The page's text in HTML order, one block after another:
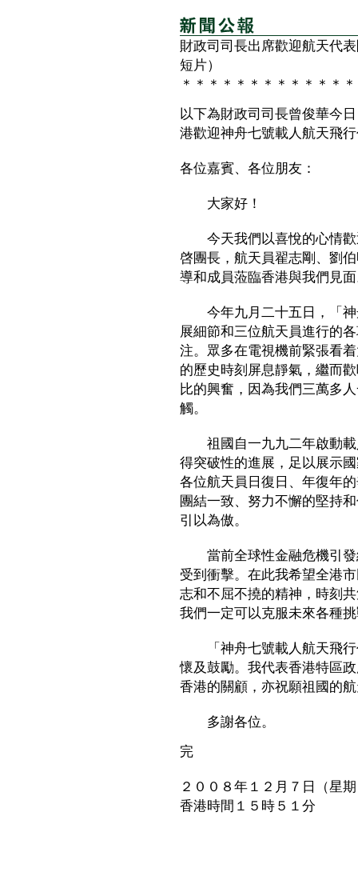
財政司司長出席歡迎航天代
短片）
＊＊＊＊＊＊＊＊＊＊＊＊
以下為財政司司長曾俊華今
港歡迎神舟七號載人航天飛
各位嘉賓、各位朋友：
大家好！
今天我們以喜悅的心情歡
啓團長，航天員翟志剛、劉
導和成員蒞臨香港與我們見
今年九月二十五日，「神
展細節和三位航天員進行的
注。眾多在電視機前緊張看
的歷史時刻屏息靜氣，繼而
比的興奮，因為我們三萬多
觸。
祖國自一九九二年啟動載
得突破性的進展，足以展示
各位航天員日復日、年復年
團結一致、努力不懈的堅持
引以為傲。
當前全球性金融危機引發
受到衝擊。在此我希望全港
志和不屈不撓的精神，時刻
我們一定可以克服未來各種
「神舟七號載人航天飛行
懷及鼓勵。我代表香港特區
香港的關顧，亦祝願祖國的
多謝各位。
完
２００８年１２月７日（星
香港時間１５時５１分